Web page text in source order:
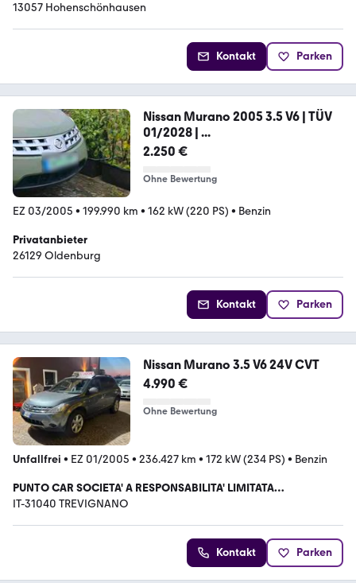
13057 Hohenschönhausen
Kontakt Parken
Nissan Murano 2005 3.5 V6 | TÜV
01/2028 | ...
2.250 €
Ohne Bewertung
EZ 03/2005 • 199.990 km • 162 kW (220 PS) • Benzin
Privatanbieter
26129 Oldenburg
Kontakt Parken
Nissan Murano 3.5 V6 24V CVT
4.990 €
Ohne Bewertung
Unfallfrei • EZ 01/2005 • 236.427 km • 172 kW (234 PS) • Benzin
PUNTO CAR SOCIETA' A RESPONSABILITA' LIMITATA
SEMPLIFICATA
IT-31040 TREVIGNANO
Kontakt Parken